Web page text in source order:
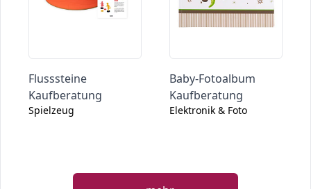
Flusssteine
Kaufberatung
Spielzeug
Baby-Fotoalbum
Kaufberatung
Elektronik & Foto